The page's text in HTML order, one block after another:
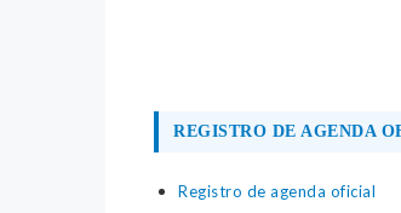
REGISTRO DE AGENDA
Registro de agenda oficial